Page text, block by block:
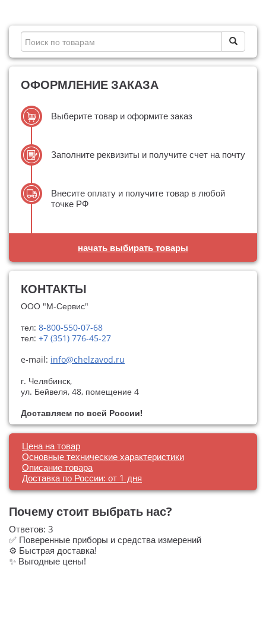
ОФОРМЛЕНИЕ ЗАКАЗА
Выберите товар и оформите заказ
Заполните реквизиты и получите счет на почту
Внесите оплату и получите товар в любой
точке РФ
начать выбирать товары
КОНТАКТЫ
ООО "М-Сервис"
тел: 8-800-550-07-68
тел: +7 (351) 776-45-27
e-mail: info@chelzavod.ru
г. Челябинск,
ул. Бейвеля, 48, помещение 4
Доставляем по всей России!
Цена на товар
Основные технические характеристики
Описание товара
Доставка по России: от 1 дня
Почему стоит выбрать нас?
Ответов: 3
✅ Поверенные приборы и средства измерений
⚙️ Быстрая доставка!
✨ Выгодные цены!